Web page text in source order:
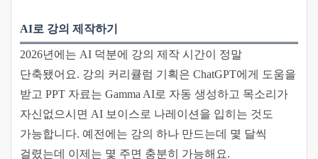
AI로 강의 제작하기
2026년에는 AI 덕분에 강의 제작 시간이 정말
단축됐어요. 강의 커리큘럼 기획은 ChatGPT에게 도움을
받고 PPT 자료는 Gamma AI로 자동 생성하고 목소리가
자신없으시면 AI 보이스로 나레이션을 입히는 것도
가능합니다. 예전에는 강의 하나 만드는데 몇 달씩
걸렸는데 이제는 몇 주면 충분히 가능해요.